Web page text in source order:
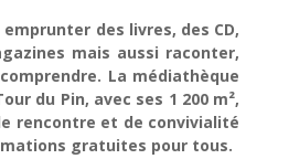
des livres, des CD,
mais aussi raconter,
La médiathèque
du Pin, avec ses 1 200 m²,
rencontre et de convivialité
gratuites pour tous.